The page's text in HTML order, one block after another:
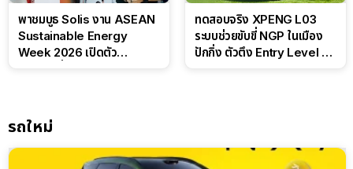
พาชมบูธ Solis งาน ASEAN
Sustainable Energy
Week 2026 เปิดตัว
ทดสอบจริง XPENG L03
ระบบช่วยขับขี่ NGP ในเมือง
ปักกิ่ง ตัวตึง Entry Level ที่
รถใหม่